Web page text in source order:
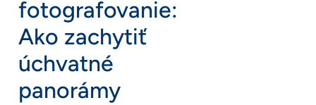
fotografovanie:
Ako zachytiť
úchvatné
panorámy